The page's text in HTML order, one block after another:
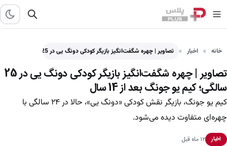
خانه اخبار تصاویر | چهره شگفت‌انگیز بازیگر کودکی دونگ یی در 25…
تصاویر | چهره شگفت‌انگیز بازیگر کودکی دونگ یی در 25
سالگی؛ کیم یو جونگ بعد از 14 سال
کیم یو جونگ، بازیگر نقش کودکی «دونگ یی»، حالا در ۲۴ سالگی با
چهره‌ای متفاوت دیده می‌شود.
اخبار
۱۲ ماه قبل